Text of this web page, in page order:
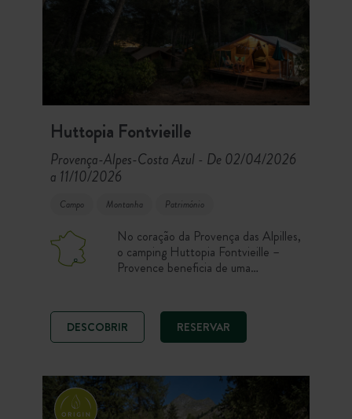
Huttopia Fontvieille
Provença-Alpes-Costa Azul - De 02/04/2026
a 11/10/2026
Campo Montanha Património
No coração da Provença das Alpilles,
o camping Huttopia Fontvieille –
Provence beneficia de uma
Daudet. Para as suas atividades,
escolha entre a piscina, a descoberta
do parque natural das Alpilles ou as
DESCOBRIR RESERVAR